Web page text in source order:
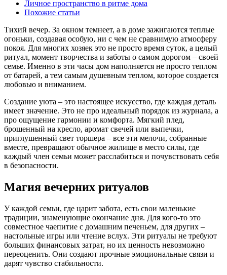
Личное пространство в ритме дома
Похожие статьи
Тихий вечер. За окном темнеет, а в доме зажигаются теплые
огоньки, создавая особую, ни с чем не сравнимую атмосферу
покоя. Для многих хозяек это не просто время суток, а целый
ритуал, момент творчества и заботы о самом дорогом – своей
семье. Именно в эти часы дом наполняется не просто теплом
от батарей, а тем самым душевным теплом, которое создается
любовью и вниманием.
Создание уюта – это настоящее искусство, где каждая деталь
имеет значение. Это не про идеальный порядок из журнала, а
про ощущение гармонии и комфорта. Мягкий плед,
брошенный на кресло, аромат свечей или выпечки,
приглушенный свет торшера – все эти мелочи, собранные
вместе, превращают обычное жилище в место силы, где
каждый член семьи может расслабиться и почувствовать себя
в безопасности.
Магия вечерних ритуалов
У каждой семьи, где царит забота, есть свои маленькие
традиции, знаменующие окончание дня. Для кого-то это
совместное чаепитие с домашним печеньем, для других –
настольные игры или чтение вслух. Эти ритуалы не требуют
больших финансовых затрат, но их ценность невозможно
переоценить. Они создают прочные эмоциональные связи и
дарят чувство стабильности.